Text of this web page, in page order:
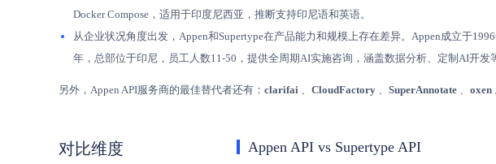
Docker Compose，适用于印度尼西亚，推断支持印尼语和英语。
从企业状况角度出发，Appen和Supertype在产品能力和规模上存在差异。Appen成立于
年，总部位于印尼，员工人数11-50，提供全周期AI实施咨询，涵盖数据分析、定制AI开发
另外，Appen API服务商的最佳替代者还有： clarifai 、 CloudFactory 、 SuperAnnotate 、 oxen
对比维度 Appen API vs Supertype API